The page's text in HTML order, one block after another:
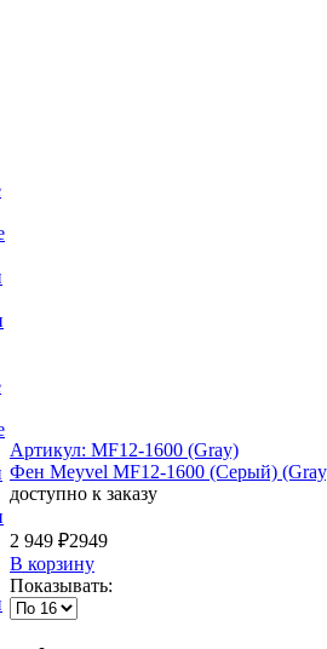
Артикул: MF12-1600 (Gray)
Фен Meyvel MF12-1600 (Серый)
доступно к заказу
2 949 ₽2949
В корзину
Показывать: